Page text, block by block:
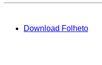
Download Folheto